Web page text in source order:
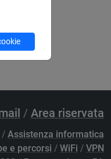
/ Area riservata
/ Assistenza informatica
e percorsi / WiFi / VPN